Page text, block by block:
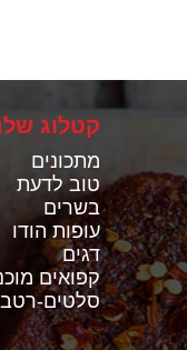
קטלוג
מתכונים
טוב לדעת
בשרים
עופות הודו
דגים
קפואים
סלטים-